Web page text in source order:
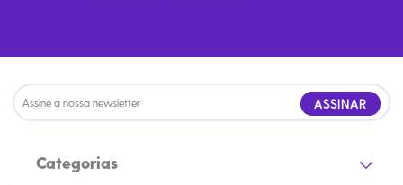
ASSINAR
Categorias